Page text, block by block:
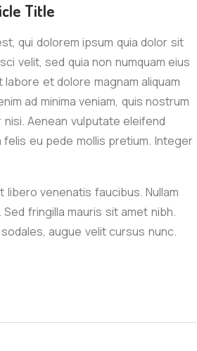
Title
qui dolorem ipsum quia dolor sit
velit, sed quia non numquam eius
et dolore magnam aliquam
ad minima veniam, quis nostrum
Aenean vulputate eleifend
eu pede mollis pretium. Integer
venenatis faucibus. Nullam
fringilla mauris sit amet nibh.
augue velit cursus nunc.